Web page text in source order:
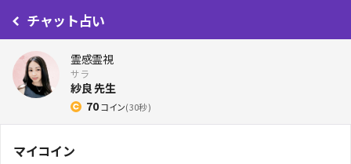
チャット占い
霊感霊視
サラ
紗良 先生
70コイン( 30秒 )
マイコイン